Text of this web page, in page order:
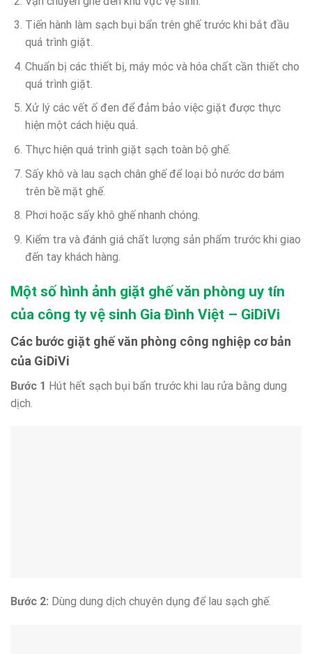
Tiến hành làm sạch bụi bẩn trên ghế trước khi bắt đầu
quá trình giặt.
Chuẩn bị các thiết bị, máy móc và hóa chất cần thiết cho
quá trình giặt.
Xử lý các vết ố đen để đảm bảo việc giặt được thực
hiện một cách hiệu quả.
Thực hiện quá trình giặt sạch toàn bộ ghế.
Sấy khô và lau sạch chân ghế để loại bỏ nước dơ bám
trên bề mặt ghế.
Phơi hoặc sấy khô ghế nhanh chóng.
Kiểm tra và đánh giá chất lượng sản phẩm trước khi giao
đến tay khách hàng.
Một số hình ảnh giặt ghế văn phòng uy tín
của công ty vệ sinh Gia Đình Việt – GiDiVi
Các bước giặt ghế văn phòng công nghiệp cơ bản
của GiDiVi
Bước 1 Hút hết sạch bụi bẩn trước khi lau rửa bằng dung
dịch.
Bước 2: Dùng dung dịch chuyên dụng để lau sạch ghế.